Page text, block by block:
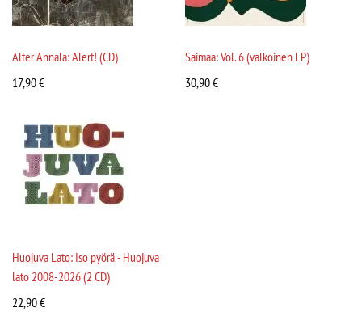
Alter Annala: Alert! (CD)
17,90€
Saimaa: Vol. 6 (valkoinen LP)
30,90€
Huojuva Lato: Iso pyörä - Huojuva
lato 2008-2026 (2 CD)
22,90€